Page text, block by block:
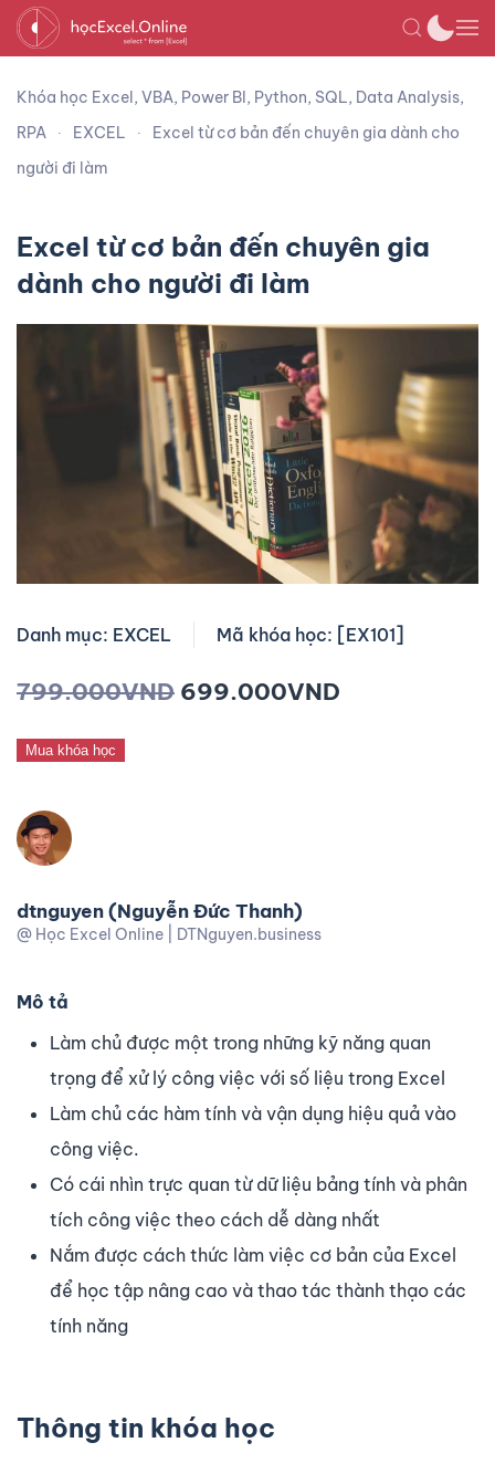
Khóa học Excel, VBA, Power BI, Python, SQL, Data Analysis,
RPA
EXCEL
Excel từ cơ bản đến chuyên gia dành cho
người đi làm
Excel từ cơ bản đến chuyên gia
dành cho người đi làm
Danh mục: EXCEL Mã khóa học: [EX101]
799.000VND 699.000VND
Mua khóa học
dtnguyen (Nguyễn Đức Thanh)
@ Học Excel Online | DTNguyen.business
Mô tả
Làm chủ được một trong những kỹ năng quan
trọng để xử lý công việc với số liệu trong Excel
Làm chủ các hàm tính và vận dụng hiệu quả vào
công việc.
Có cái nhìn trực quan từ dữ liệu bảng tính và phân
tích công việc theo cách dễ dàng nhất
Nắm được cách thức làm việc cơ bản của Excel
để học tập nâng cao và thao tác thành thạo các
tính năng
Thông tin khóa học